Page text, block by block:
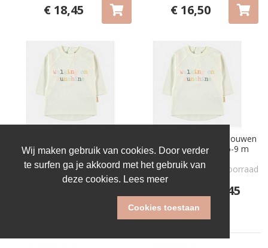
Wij maken gebruik van cookies. Door verder
te surfen ga je akkoord met het gebruik van
deze cookies. Lees meer
Cookies toestaan
€ 18,45 € 16,50
walking on sunshine 3-6 m
€ 18,45
Petit Oh! t-shirt lange mouwen
walking on sunshine 6-9 m
Niet op voorraad
€ 18,45
Waterschoenen/Strandsandalen